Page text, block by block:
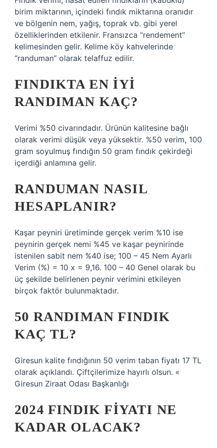
birim miktarının, içindeki fındık miktarına oranıdır
ve bölgenin nem, yağış, toprak vb. gibi yerel
özelliklerinden etkilenir. Fransızca “rendement”
kelimesinden gelir. Kelime köy kahvelerinde
“randuman” olarak telaffuz edilir.
FINDIKTA EN IYI
RANDIMAN KAÇ?
Verimi %50 civarındadır. Ürünün kalitesine bağlı
olarak verimi düşük veya yüksektir. %50 verim, 100
gram soyulmuş fındığın 50 gram fındık çekirdeği
içerdiği anlamına gelir.
RANDUMAN NASIL
HESAPLANIR?
Kaşar peyniri üretiminde gerçek verim %10 ise
peynirin gerçek nemi %45 ve kaşar peynirinde
istenilen sabit nem %40 ise; 100 – 45 Nem Ayarlı
Verim (%) = 10 x = 9,16. 100 – 40 Genel olarak bu
üç şekilde belirlenen peynir verimini etkileyen
birçok faktör bulunmaktadır.
50 RANDIMAN FINDIK
KAÇ TL?
Giresun kalite fındığının 50 verim taban fiyatı 17 TL
olarak açıklandı. Çiftçilerimize hayırlı olsun. «
Giresun Ziraat Odası Başkanlığı
2024 FINDIK FIYATI NE
KADAR OLACAK?